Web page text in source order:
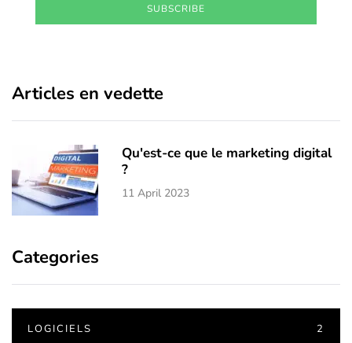
SUBSCRIBE
Articles en vedette
Qu'est-ce que le marketing digital
?
11 April 2023
Categories
LOGICIELS 2